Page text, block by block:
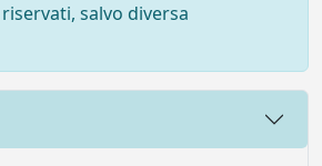
salvo diversa